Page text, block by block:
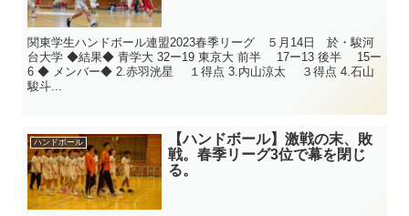
関東学生ハンドボール連盟2023春季リーグ ５月14日 於・駿河
台大学 ◆結果◆ 青学大 32ー19 東京大 前半 17ー13 後半 15ー
6 ◆ メンバー◆ 2.赤羽洸星 １得点 3.内山涼太 ３得点 4.石山
駿斗...
ハンドボール
【ハンドボール】激戦の末、敗
戦。春季リーグ3位で幕を閉じ
る。